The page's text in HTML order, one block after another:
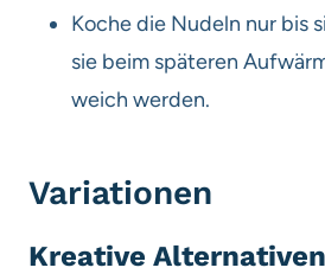
Koche die Nudeln nur bis
sie beim späteren
weich werden.
Variationen
Kreative Alternativen